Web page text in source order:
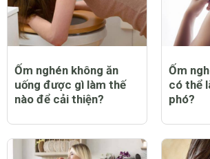
Ốm nghén không ăn
uống được gì làm thế
nào để cải thiện?
Ốm
có thể
phó?